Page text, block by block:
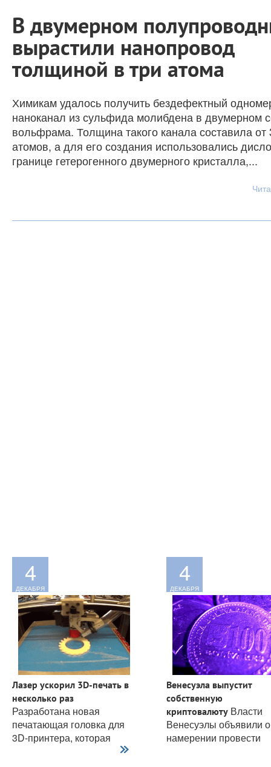
В двумерном
вырастили нанопровод
толщиной в три атома
Химикам удалось получить бездефектный
наноканал из сульфида молибдена в двумерном
вольфрама. Толщина такого канала составила от
атомов, а для его создания использовались
границе гетерогенного двумерного кристалла,...
4
ДЕКАБРЯ
Лазер ускорил 3D-печать в
несколько раз
Разработана новая
печатающая головка для
3D-принтера, которая
4
ДЕКАБРЯ
Венесуэла выпустит
собственную
криптовалюту Власти
Венесуэлы объявили о
намерении провести